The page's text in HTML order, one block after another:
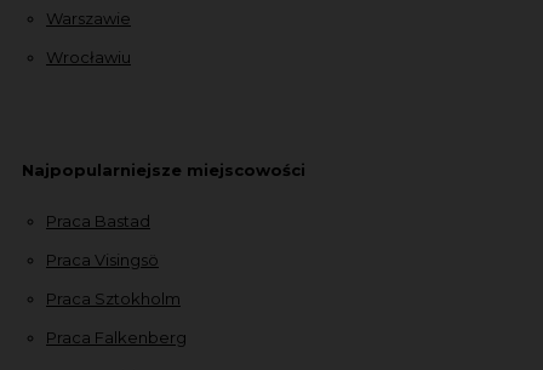
Warszawie
Wrocławiu
Najpopularniejsze miejscowości
Praca Bastad
Praca Visingsö
Praca Sztokholm
Praca Falkenberg